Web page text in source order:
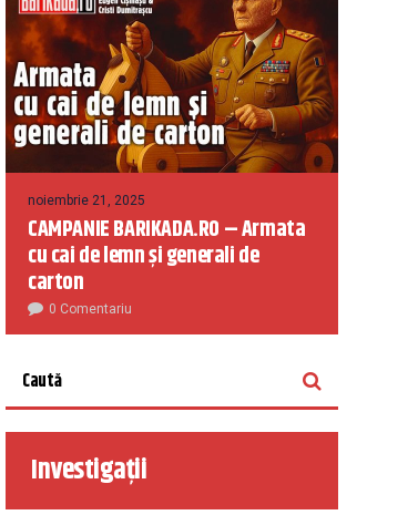
noiembrie 21, 2025
CAMPANIE BARIKADA.RO – Armata
cu cai de lemn și generali de
carton
0 Comentariu
Investigații